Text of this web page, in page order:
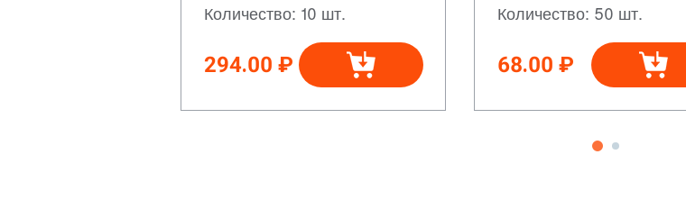
Количество: 10 шт.
294.00 ₽
Количество: 50 шт.
68.00 ₽